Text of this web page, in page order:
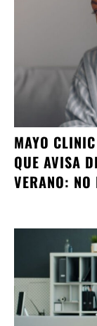
MAYO
QUE AVISA
VERANO: NO